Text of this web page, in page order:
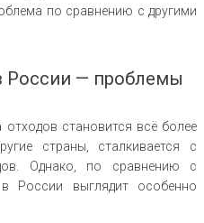
по сравнению с другими
России — проблемы
становится всё более
страны, сталкивается с
Однако, по сравнению с
России выглядит особенно